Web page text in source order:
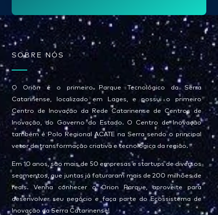
*
SOBRE NÓS
O Orion é o primeiro Parque Tecnológico da Serra
Catarinense, localizado em Lages, e possui o primeiro
Centro de Inovação da Rede Catarinense de Centros de
Inovação, do Governo do Estado. O Centro de Inovação
também é Polo Regional ACATE na Serra sendo o principal
vetor de transformação criativa e tecnológica da região.
Em 10 anos, são mais de 50 empresas e startups de diversos
segmentos, que juntas já faturaram mais de 200 milhões de
reais. Venha conhecer o Orion Parque, aproveite para
desenvolver seu negócio e faça parte do Ecossistema de
Inovação da Serra Catarinense!